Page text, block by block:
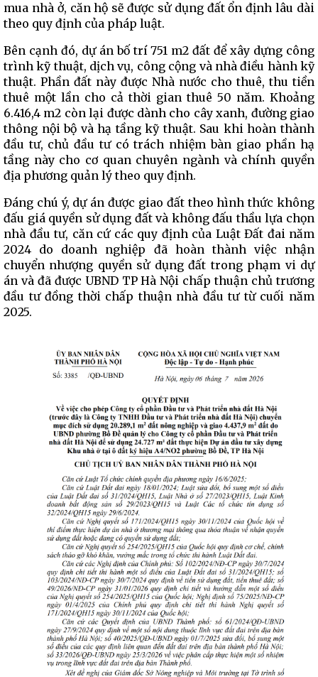
mua nhà ở, căn hộ sẽ được sử dụng đất ổn định lâu dài
theo quy định của pháp luật.
Bên cạnh đó, dự án bố trí 751 m2 đất để xây dựng công
trình kỹ thuật, dịch vụ, công cộng và nhà điều hành kỹ
thuật. Phần đất này được Nhà nước cho thuê, thu tiền
thuê một lần cho cả thời gian thuê 50 năm. Khoảng
6.416,4 m2 còn lại được dành cho cây xanh, đường giao
thông nội bộ và hạ tầng kỹ thuật. Sau khi hoàn thành
đầu tư, chủ đầu tư có trách nhiệm bàn giao phần hạ
tầng này cho cơ quan chuyên ngành và chính quyền
địa phương quản lý theo quy định.
Đáng chú ý, dự án được giao đất theo hình thức không
đấu giá quyền sử dụng đất và không đấu thầu lựa chọn
nhà đầu tư, căn cứ các quy định của Luật Đất đai năm
2024 do doanh nghiệp đã hoàn thành việc nhận
chuyển nhượng quyền sử dụng đất trong phạm vi dự
án và đã được UBND TP Hà Nội chấp thuận chủ trương
đầu tư đồng thời chấp thuận nhà đầu tư từ cuối năm
2025.